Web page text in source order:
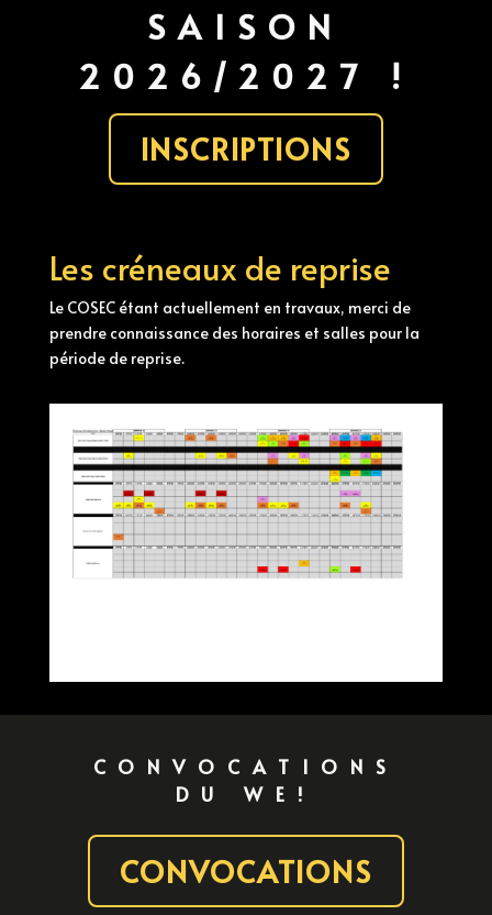
SAISON
2026/2027 !
INSCRIPTIONS
Les créneaux de reprise
Le COSEC étant actuellement en travaux, merci de
prendre connaissance des horaires et salles pour la
période de reprise.
CONVOCATIONS
DU WE!
CONVOCATIONS